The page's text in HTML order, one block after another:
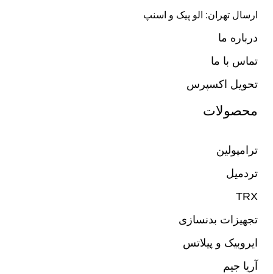
ارسال تهران: الو پیک و اسنپ
درباره ما
تماس با ما
تحویل اکسپرس
محصولات
ترامپولین
تردمیل
TRX
تجهیزات بدنسازی
ایروبیک و پیلاتس
آریا جیم